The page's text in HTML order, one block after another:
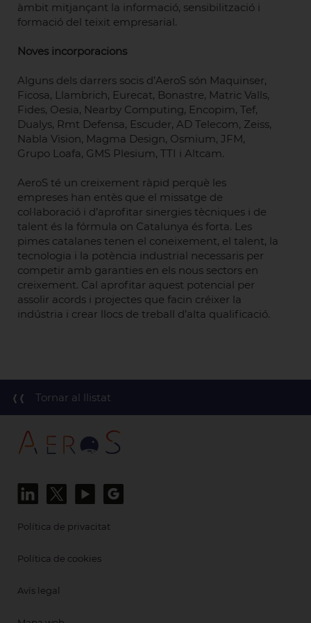
àmbit mitjançant la informació, sensibilització i
formació del teixit empresarial.
Noves incorporacions
Alguns dels darrers socis d’AeroS són Maquinser,
Ficosa, Llambrich, Eurecat, Bonastre, Matric Valls,
Fides, Oesia, Nearby Computing, Encopim, Tef,
Dualys, Rmt Defensa, Escuder, AD Telecom, Zeiss,
Nabla Vision, Magma Design, Osmium, JFM,
Grupo Loafa, GMS Plesium, TTI i Altcam.
AeroS té un creixement ràpid perquè les
empreses han entès que el missatge de
col·laboració i d’aprofitar sinergies tècniques i de
talent és la fórmula on Catalunya és forta. Les
pimes catalanes tenen el coneixement, el talent, la
tecnologia i la potència industrial necessaris per
competir amb garanties en els nous sectors en
creixement. Cal aprofitar aquest potencial per
assolir acords i projectes que facin créixer la
indústria i crear llocs de treball d’alta qualificació.
Tornar al llistat
Política de privacitat
Política de cookies
Avís legal